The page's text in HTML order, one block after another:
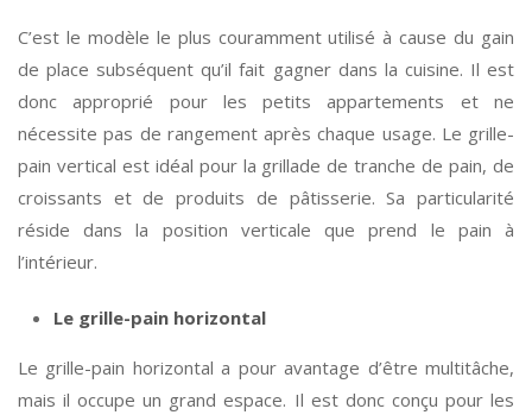
C’est le modèle le plus couramment utilisé à cause du gain
de place subséquent qu’il fait gagner dans la cuisine. Il est
donc approprié pour les petits appartements et ne
nécessite pas de rangement après chaque usage. Le grille-
pain vertical est idéal pour la grillade de tranche de pain, de
croissants et de produits de pâtisserie. Sa particularité
réside dans la position verticale que prend le pain à
l’intérieur.
Le grille-pain horizontal
Le grille-pain horizontal a pour avantage d’être multitâche,
mais il occupe un grand espace. Il est donc conçu pour les